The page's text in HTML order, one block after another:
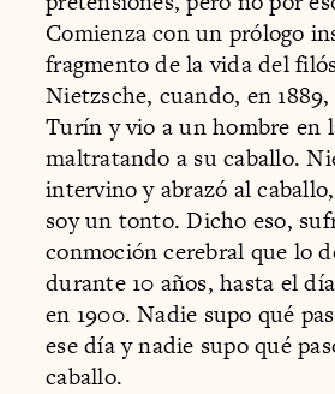
Comienza con un prólogo
fragmento de la vida del
Nietzsche, cuando, en 1889,
Turín y vio a un hombre en
maltratando a su caballo.
intervino y abrazó al
soy un tonto. Dicho eso,
conmoción cerebral que lo
durante 10 años, hasta el
en 1900. Nadie supo qué
ese día y nadie supo qué
caballo.